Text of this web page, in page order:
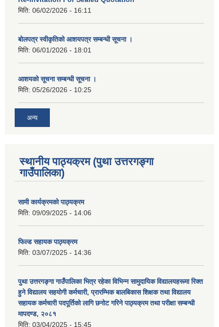
मिति: 06/02/2026 - 16:11
बोलपत्र स्वीकृतिको आशयपत्र सम्बन्धी सूचना ।
मिति: 06/01/2026 - 18:01
आशयको सूचना सम्बन्धी सूचना ।
मिति: 05/26/2026 - 10:25
अन्य
स्थानीय पाठ्यक्रम (पुथा उत्तरगङ्गा
गाउँपालिका)
सामी कार्यक्रमको पाठ्यक्रम
मिति: 09/09/2025 - 14:06
फिल्ड सहायक पाठ्यक्रम
मिति: 03/07/2025 - 14:36
पुथा उत्तरगङ्गा गाउँपालिका भित्र रहेका विभिन्न सामुदायिक विद्यालयहरूमा रिक्त
हुने विद्यालय सहयोगी कर्मचारी, प्रारम्भिक बालबिकास शिक्षक तथा विद्यालय
सहायक कर्मचारी पदपूर्तिको लागि छनोट गरिने पाठ्यक्रम तथा परीक्षा सम्बन्धी
मापदण्ड, २०८१
मिति: 03/04/2025 - 15:45